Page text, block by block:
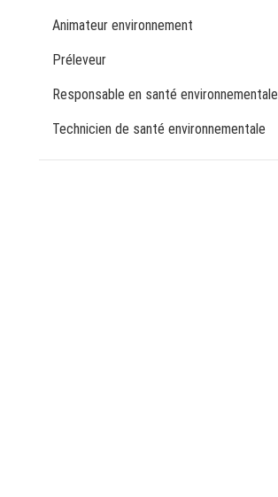
Animateur environnement
Préleveur
Responsable en santé environnementale
Technicien de santé environnementale